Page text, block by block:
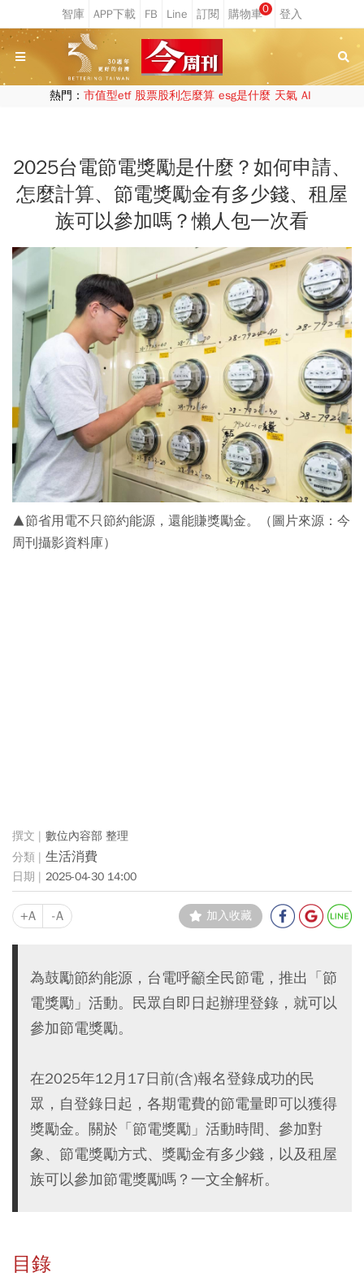
0
熱門： 市值型etf 股票股利怎麼算 esg是什麼 天氣 AI
2025台電節電獎勵是什麼？如何申請、
怎麼計算、節電獎勵金有多少錢、租屋
族可以參加嗎？懶人包一次看
▲節省用電不只節約能源，還能賺獎勵金。（圖片來源：今
周刊攝影資料庫）
數位內容部 整理
生活消費
2025-04-30 14:00
+A -A 加入收藏
為鼓勵節約能源，台電呼籲全民節電，推出「節
電獎勵」活動。民眾自即日起辦理登錄，就可以
參加節電獎勵。
在2025年12月17日前(含)報名登錄成功的民
眾，自登錄日起，各期電費的節電量即可以獲得
獎勵金。關於「節電獎勵」活動時間、參加對
象、節電獎勵方式、獎勵金有多少錢，以及租屋
族可以參加節電獎勵嗎？一文全解析。
目錄